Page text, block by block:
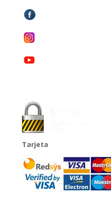
Tarjeta